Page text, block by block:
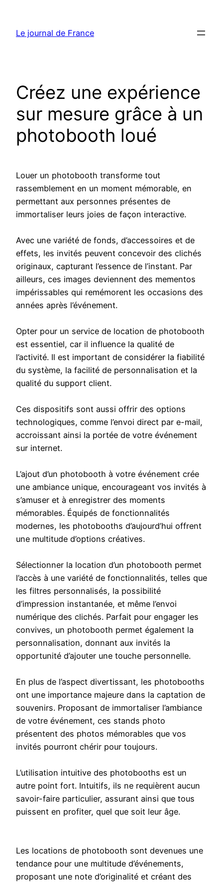
contenu
Le journal de France
Créez une expérience
sur mesure grâce à un
photobooth loué
Louer un photobooth transforme tout
rassemblement en un moment mémorable, en
permettant aux personnes présentes de
immortaliser leurs joies de façon interactive.
Avec une variété de fonds, d’accessoires et de
effets, les invités peuvent concevoir des clichés
originaux, capturant l’essence de l’instant. Par
ailleurs, ces images deviennent des mementos
impérissables qui remémorent les occasions des
années après l’événement.
Opter pour un service de location de photobooth
est essentiel, car il influence la qualité de
l’activité. Il est important de considérer la fiabilité
du système, la facilité de personnalisation et la
qualité du support client.
Ces dispositifs sont aussi offrir des options
technologiques, comme l’envoi direct par e-mail,
accroissant ainsi la portée de votre événement
sur internet.
L’ajout d’un photobooth à votre événement crée
une ambiance unique, encourageant vos invités à
s’amuser et à enregistrer des moments
mémorables. Équipés de fonctionnalités
modernes, les photobooths d’aujourd’hui offrent
une multitude d’options créatives.
Sélectionner la location d’un photobooth permet
l’accès à une variété de fonctionnalités, telles que
les filtres personnalisés, la possibilité
d’impression instantanée, et même l’envoi
numérique des clichés. Parfait pour engager les
convives, un photobooth permet également la
personnalisation, donnant aux invités la
opportunité d’ajouter une touche personnelle.
En plus de l’aspect divertissant, les photobooths
ont une importance majeure dans la captation de
souvenirs. Proposant de immortaliser l’ambiance
de votre événement, ces stands photo
présentent des photos mémorables que vos
invités pourront chérir pour toujours.
L’utilisation intuitive des photobooths est un
autre point fort. Intuitifs, ils ne requièrent aucun
savoir-faire particulier, assurant ainsi que tous
puissent en profiter, quel que soit leur âge.
Les locations de photobooth sont devenues une
tendance pour une multitude d’événements,
proposant une note d’originalité et créant des